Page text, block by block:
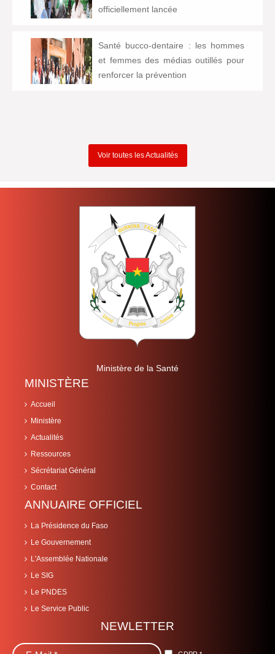
officiellement lancée
Santé bucco-dentaire : les hommes
et femmes des médias outillés pour
renforcer la prévention
Voir toutes les Actualités
Ministère de la Santé
MINISTÈRE
Accueil
Ministère
Actualités
Ressources
Sécrétariat Général
Contact
ANNUAIRE OFFICIEL
La Présidence du Faso
Le Gouvernement
L'Assemblée Nationale
Le SIG
Le PNDES
Le Service Public
NEWLETTER